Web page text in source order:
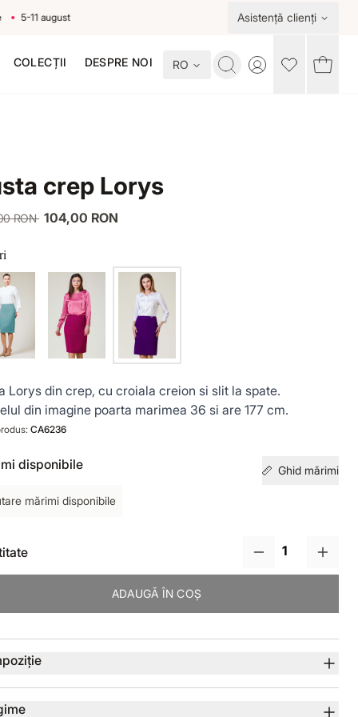
5-11 august Asistență clienți
COLECȚII DESPRE NOI RO Toggle account
crep Lorys
RON 104,00 RON
Lorys din crep, cu croiala creion si slit la spate.
din imagine poarta marimea 36 si are 177 cm.
CA6236
disponibile Ghid mărimi
mărimi disponibile
ADAUGĂ ÎN COȘ